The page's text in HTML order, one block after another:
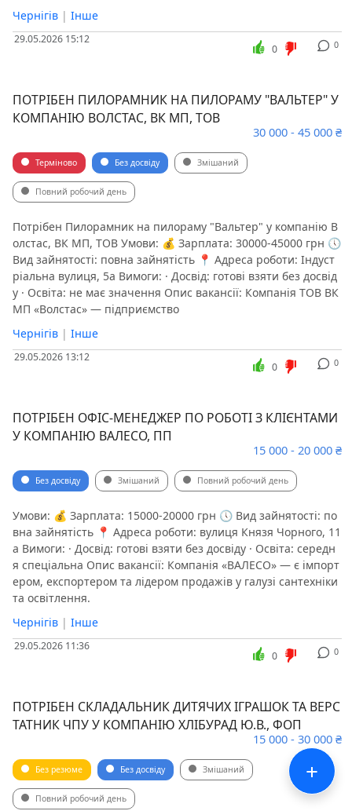
Чернігів | Інше
29.05.2026 15:12 0
0
ПОТРІБЕН ПИЛОРАМНИК НА ПИЛОРАМУ "ВАЛЬТЕР" У
КОМПАНІЮ ВОЛСТАС, ВК МП, ТОВ
30 000 - 45 000 ₴
Терміново Без досвіду Змішаний
Повний робочий день
Потрібен Пилорамник на пилораму "Вальтер" у компанію В
олстас, ВК МП, ТОВ Умови: 💰 Зарплата: 30000-45000 грн 🕔
Вид зайнятості: повна зайнятість 📍 Адреса роботи: Індуст
ріальна вулиця, 5а Вимоги: · Досвід: готові взяти без досвід
у · Освіта: не має значення Опис вакансії: Компанія ТОВ ВК
МП «Волстас» — підприємство
Чернігів | Інше
29.05.2026 13:12 0
0
ПОТРІБЕН ОФІС-МЕНЕДЖЕР ПО РОБОТІ З КЛІЄНТАМИ
У КОМПАНІЮ ВАЛЕСО, ПП
15 000 - 20 000 ₴
Без досвіду Змішаний Повний робочий день
Умови: 💰 Зарплата: 15000-20000 грн 🕔 Вид зайнятості: по
вна зайнятість 📍 Адреса роботи: вулиця Князя Чорного, 11
а Вимоги: · Досвід: готові взяти без досвіду · Освіта: середн
я спеціальна Опис вакансії: Компанія «ВАЛЕСО» — є імпорт
ером, експортером та лідером продажів у галузі сантехніки
та освітлення.
Чернігів | Інше
29.05.2026 11:36 0
0
ПОТРІБЕН СКЛАДАЛЬНИК ДИТЯЧИХ ІГРАШОК ТА ВЕРС
ТАТНИК ЧПУ У КОМПАНІЮ ХЛІБУРАД Ю.В., ФОП
15 000 - 30 000 ₴
Без резюме Без досвіду Змішаний
Повний робочий день
+